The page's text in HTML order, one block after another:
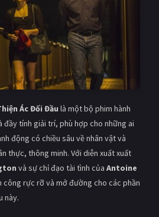
Ác Đối Đầu là một bộ phim hành
tính giải trí, phù hợp cho những ai
động có chiều sâu về nhân vật và
thực, thông minh. Với diễn xuất xuất
và sự chỉ đạo tài tình của Antoine
công rực rỡ và mở đường cho các phần
này.